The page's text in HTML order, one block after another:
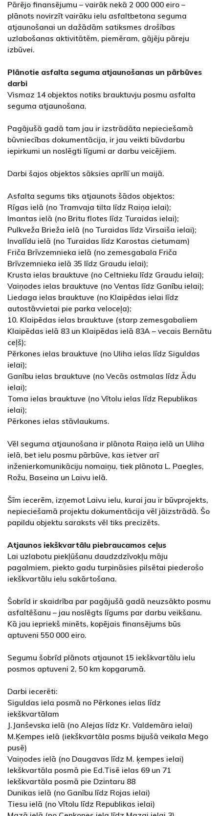
Pārējo finansējumu – vairāk nekā 2 000 000 eiro –
plānots novirzīt vairāku ielu asfaltbetona seguma
atjaunošanai un dažādām satiksmes drošības
uzlabošanas aktivitātēm, piemēram, gājēju pāreju
izbūvei.
Plānotie asfalta seguma atjaunošanas un pārbūves
darbi
Vismaz 14 objektos notiks brauktuvju posmu asfalta
seguma atjaunošana.
Pagājušā gadā tam jau ir izstrādāta nepieciešamā
būvniecības dokumentācija, ir jau veikti būvdarbu
iepirkumi un noslēgti līgumi ar darbu veicējiem.
Darbi šajos objektos sāksies aprīlī un maijā.
Asfalta segums tiks atjaunots šādos objektos:
Rīgas ielā (no Tramvaja tilta līdz Raiņa ielai);
Imantas ielā (no Britu flotes līdz Turaidas ielai);
Pulkveža Brieža ielā (no Turaidas līdz Virsaiša ielai);
Invalīdu ielā (no Turaidas līdz Karostas cietumam)
Friča Brīvzemnieka ielā (no zemesgabala Friča
Brīvzemnieka ielā 35 līdz Graudu ielai);
Krusta ielas brauktuve (no Celtnieku līdz Graudu ielai);
Vaiņodes ielas brauktuve (no Ventas līdz Ganību ielai);
Liedaga ielas brauktuve (no Klaipēdas ielai līdz
autostāvvietai pie parka veloceļa);
10. Klaipēdas ielas brauktuve (starp zemesgabaliem
Klaipēdas ielā 83 un Klaipēdas ielā 83A – vecais Bernātu
ceļš);
Pērkones ielas brauktuve (no Uliha ielas līdz Siguldas
ielai);
Ganību ielas brauktuve (no Vecās ostmalas līdz Ādu
ielai);
Toma ielas brauktuve (no Vītolu ielas līdz Republikas
ielai);
Pērkones ielas stāvlaukums.
Vēl seguma atjaunošana ir plānota Raiņa ielā un Uliha
ielā, bet ielu posmu pārbūve, kas ietver arī
inženierkomunikāciju nomaiņu, tiek plānota L. Paegles,
Rožu, Baseina un Laivu ielā.
Šīm iecerēm, izņemot Laivu ielu, kurai jau ir būvprojekts,
nepieciešamā projektu dokumentācija vēl jāizstrādā. Šo
papildu objektu saraksts vēl tiks precizēts.
Atjaunos iekškvartālu piebraucamos ceļus
Lai uzlabotu piekļūšanu daudzdzīvokļu māju
pagalmiem, piekto gadu turpināsies pilsētai piederošo
iekškvartālu ielu sakārtošana.
Šobrīd ir skaidrība par pagājušā gadā neuzsākto posmu
asfaltēšanu – jau noslēgts līgums par darbu veikšanu.
Kā jau iepriekš minēts, kopējais finansējums būs
aptuveni 550 000 eiro.
Segumu šobrīd plānots atjaunot 15 iekškvartālu ielu
posmos aptuveni 2, 50 km kopgarumā.
Darbi iecerēti:
Siguldas iela posmā no Pērkones ielas līdz
iekškvartālam
J.Janševska ielā (no Alejas līdz Kr. Valdemāra ielai)
M.Ķempes ielā (iekškvartāla posms bijušā veikala Mego
pusē)
Vaiņodes ielā (no Daugavas līdz M. ķempes ielai)
Iekškvartāla posmā pie Ed.Tisē ielas 69 un 71
Iekškvartāla posmā pie Dzintaru 88
Dunikas ielā (no Ganību līdz Rojas ielai)
Tiesu ielā (no Vītolu līdz Republikas ielai)